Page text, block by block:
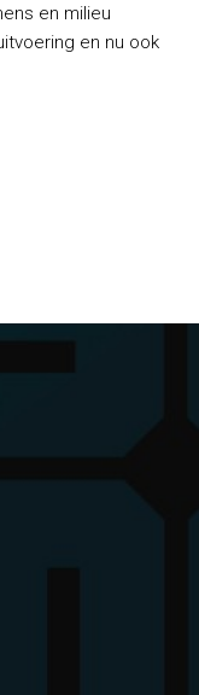
en milieu
en nu ook